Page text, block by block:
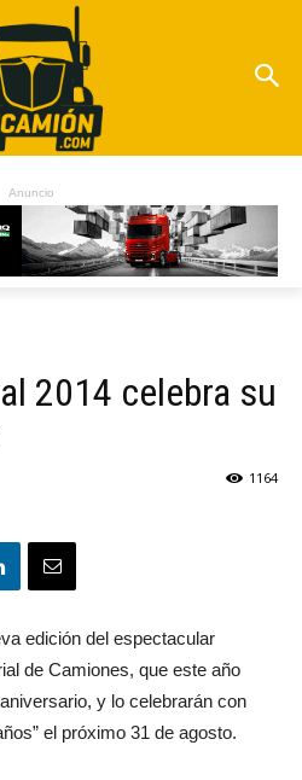
Anuncio
2014 celebra su
1164
edición del espectacular
de Camiones, que este año
y lo celebrarán con
el próximo 31 de agosto.